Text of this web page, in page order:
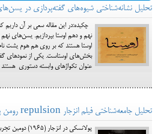
تحلیل نشانه‌شناختی شیوه‌های گفته‌پردازی در
چکیده:در این مقاله سعی بر آن
نهم و دهم اوستا بپردازیم. یسن‌های
اوستا هستند که بر روی هم هوم یشت
بخش‌های اوستاست. یکی از نمودهای
عنوان تکواژهای وابسته دستوری
تحلیل جامعه‌شناختی فیلم انزجار repulsion رومن پولانسکی؛ پناه در سایه کابوس
پولانسکی در